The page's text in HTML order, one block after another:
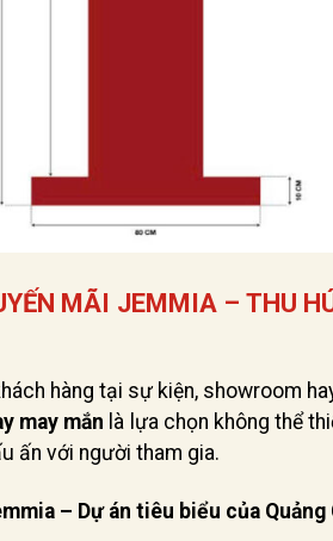
MÃI JEMMIA – THU
hàng tại sự kiện, showroom
may mắn là lựa chọn không thể
ấn với người tham gia.
– Dự án tiêu biểu của Quảng